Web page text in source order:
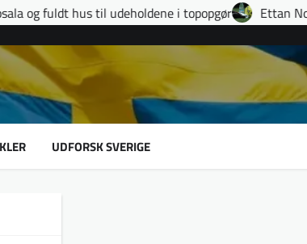
til udeholdene i topopgør Ettan Norra runde 9:
UDFORSK SVERIGE